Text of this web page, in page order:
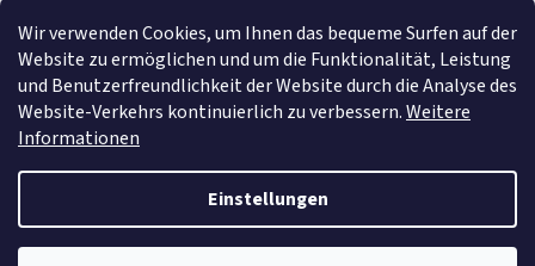
Wir verwenden Cookies, um Ihnen das bequeme Surfen auf der
Website zu ermöglichen und um die Funktionalität, Leistung
und Benutzerfreundlichkeit der Website durch die Analyse des
Website-Verkehrs kontinuierlich zu verbessern.Weitere
Informationen
Einstellungen
Lageplan
Cookies
Erstellt von Shoptet